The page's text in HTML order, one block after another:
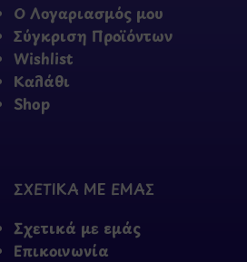
Ο Λογαριασμός μου
Σύγκριση Προϊόντων
Wishlist
Καλάθι
Shop
ΣΧΕΤΙΚΑ ΜΕ ΕΜΑΣ
Σχετικά με εμάς
Επικοινωνία